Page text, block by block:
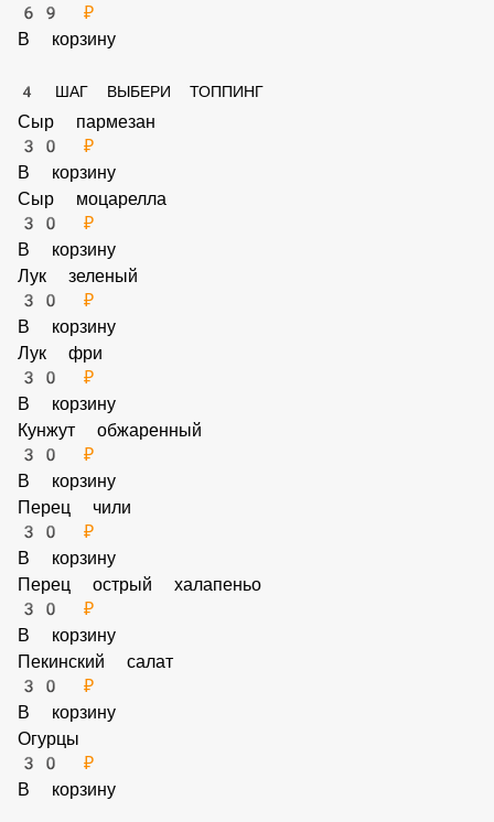
Креветка
В корзину
Морепродукты
109 ₽
В корзину
Говядина
109 ₽
В корзину
Овощи Дополнительно
69 ₽
В корзину
4 ШАГ ВЫБЕРИ ТОППИНГ
Сыр пармезан
30 ₽
В корзину
Сыр моцарелла
30 ₽
В корзину
Лук зеленый
30 ₽
В корзину